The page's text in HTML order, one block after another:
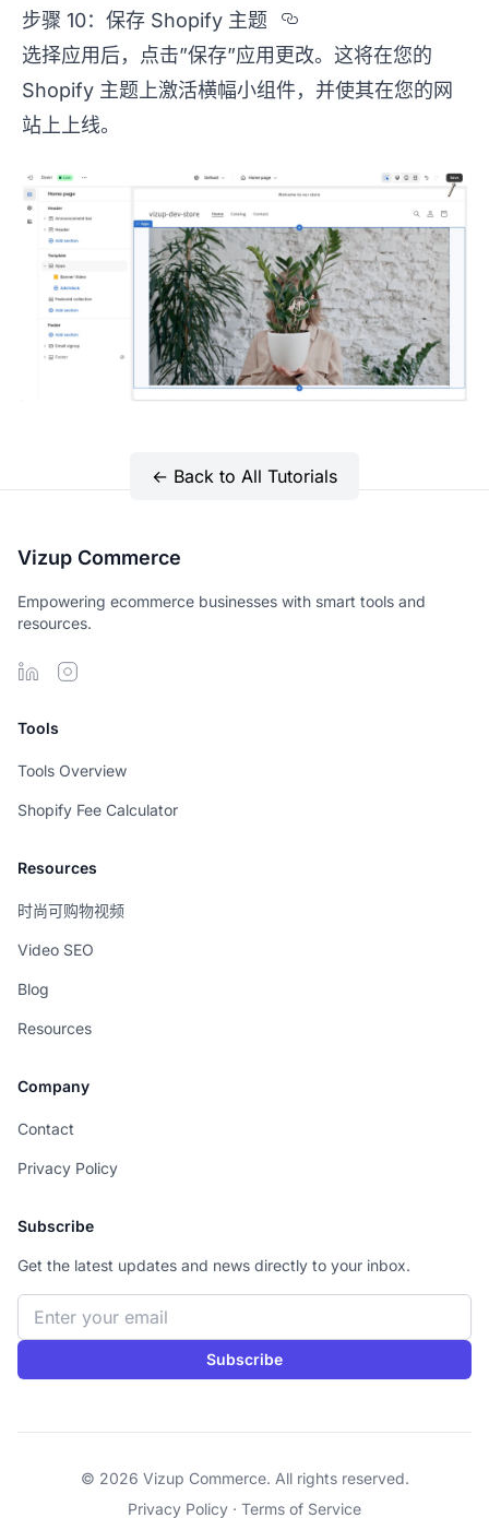
步骤 10：保存 Shopify 主题
Section titled
选择应用后，点击”保存”应用更改。这将在您的
Shopify 主题上激活横幅小组件，并使其在您的网
站上上线。
← Back to All Tutorials
Vizup Commerce
Empowering ecommerce businesses with smart tools and
resources.
Tools
Tools Overview
Shopify Fee Calculator
Resources
时尚可购物视频
Video SEO
Blog
Resources
Company
Contact
Privacy Policy
Subscribe
Get the latest updates and news directly to your inbox.
Email address
Subscribe
© 2026 Vizup Commerce. All rights reserved.
Privacy Policy · Terms of Service